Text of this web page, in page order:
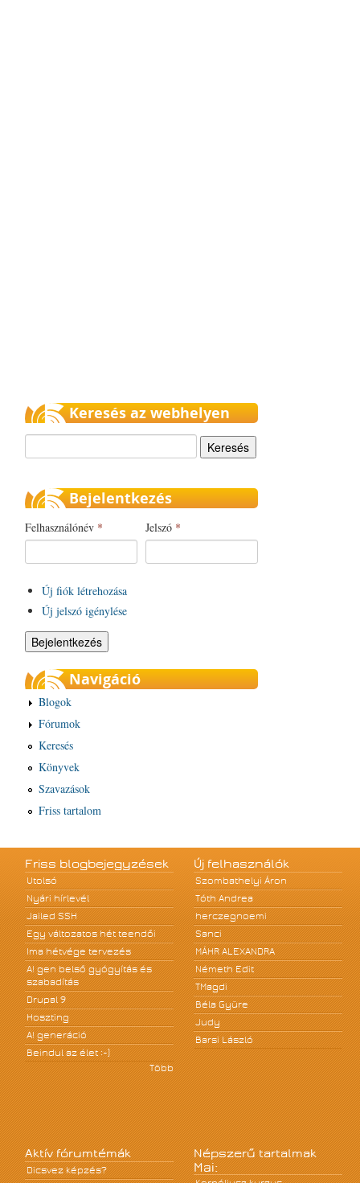
Keresés az webhelyen
Bejelentkezés
Felhasználónév * Jelszó *
Új fiók létrehozása
Új jelszó igénylése
Navigáció
Blogok
Fórumok
Keresés
Könyvek
Szavazások
Friss tartalom
Friss blogbejegyzések
Utolsó
Nyári hírlevél
Jailed SSH
Egy változatos hét teendői
Ima hétvége tervezés
A! gen belső gyógyítás és
szabadítás
Drupal 9
Hoszting
A! generáció
Beindul az élet :-)
Több
Új felhasználók
Szombathelyi Áron
Tóth Andrea
herczegnoemi
Sanci
MÁHR ALEXANDRA
Németh Edit
TMagdi
Béla Gyüre
Judy
Barsi László
Aktív fórumtémák
Dicsvez képzés?
Népszerű tartalmak
Mai: